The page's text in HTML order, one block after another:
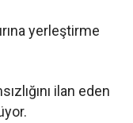
yerleştirme
ilan eden